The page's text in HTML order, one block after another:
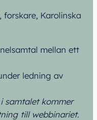
forskare, Karolinska
mellan ett
ledning av
samtalet kommer
till webbinariet.